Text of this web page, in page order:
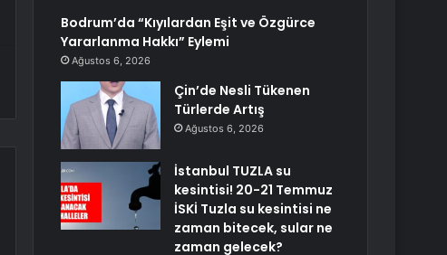
Bodrum’da “Kıyılardan Eşit ve Özgürce
Yararlanma Hakkı” Eylemi
Ağustos 6, 2026
Çin’de Nesli Tükenen
Türlerde Artış
Ağustos 6, 2026
İstanbul TUZLA su
kesintisi! 20-21 Temmuz
İSKİ Tuzla su kesintisi ne
zaman bitecek, sular ne
zaman gelecek?